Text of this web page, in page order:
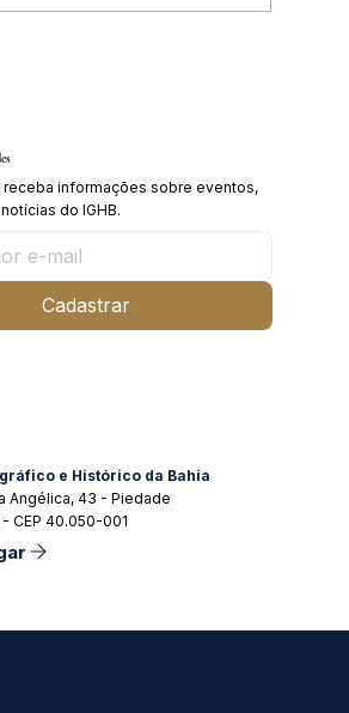
informações sobre eventos,
do IGHB.
Cadastrar
e Histórico da Bahia
Angélica, 43 - Piedade
CEP 40.050-001